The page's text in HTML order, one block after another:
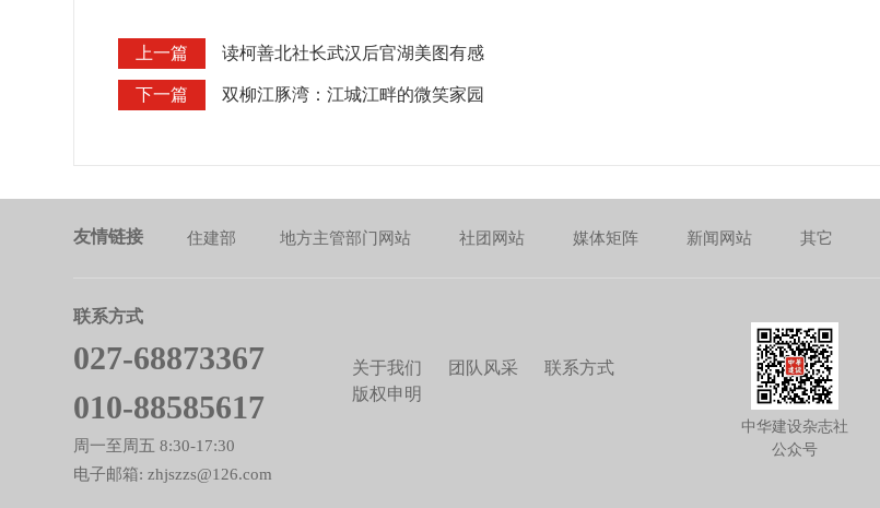
上一篇 读柯善北社长武汉后官湖美图有感
下一篇 双柳江豚湾：江城江畔的微笑家园
友情链接 住建部 地方主管部门网站 社团网站 媒体矩阵 新闻网站 其它
联系方式
027-68873367
010-88585617
周一至周五 8:30-17:30
电子邮箱: zhjszzs@126.com
关于我们 团队风采
联系方式
版权申明
中华建设杂志社
公众号